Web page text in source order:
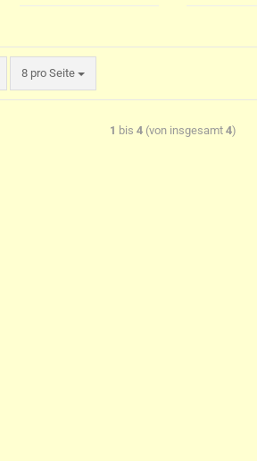
8 pro Seite
1 bis 4 (von insgesamt 4)